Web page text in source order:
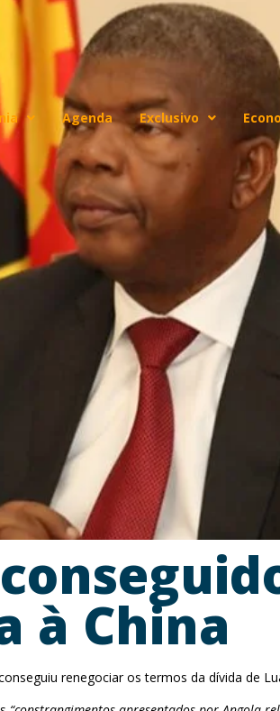
Agenda Exclusivo
à China
renegociar os termos da dívida de